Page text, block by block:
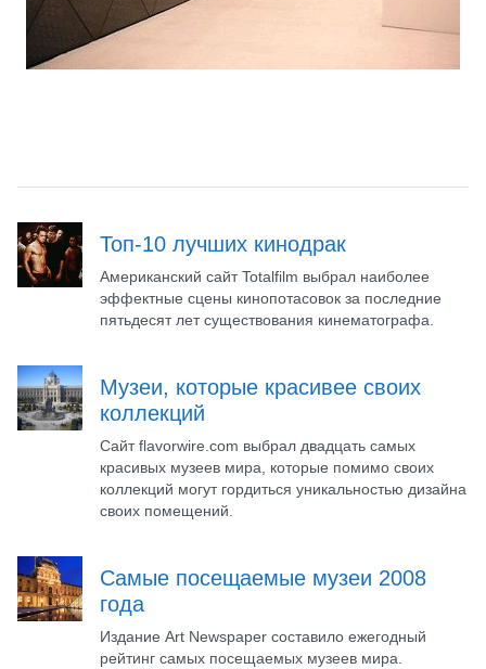
Топ-10 лучших кинодрак
Американский сайт Totalfilm выбрал наиболее
эффектные сцены кинопотасовок за последние
пятьдесят лет существования кинематографа.
Музеи, которые красивее своих
коллекций
Сайт flavorwire.com выбрал двадцать самых
красивых музеев мира, которые помимо своих
коллекций могут гордиться уникальностью дизайна
своих помещений.
Самые посещаемые музеи 2008
года
Издание Art Newspaper составило ежегодный
рейтинг самых посещаемых музеев мира.